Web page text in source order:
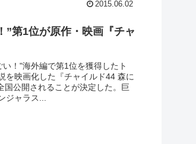
2015.06.02
”第1位が原作・映画『チャ
！"海外編で第1位を獲得したト
を映画化した『チャイルド44 森に
公開されることが決定した。巨
ジャラス...